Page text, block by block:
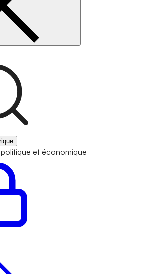
et économique